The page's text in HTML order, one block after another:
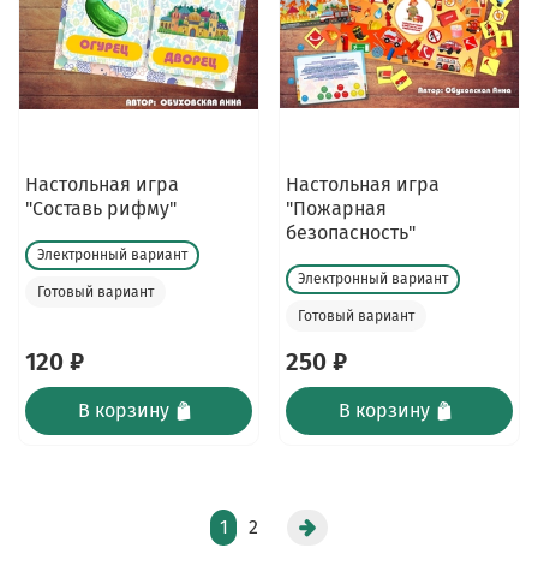
Настольная игра
"Составь рифму"
Электронный вариант
Готовый вариант
120 ₽
В корзину
Настольная игра
"Пожарная
безопасность"
Электронный вариант
Готовый вариант
250 ₽
В корзину
1 2